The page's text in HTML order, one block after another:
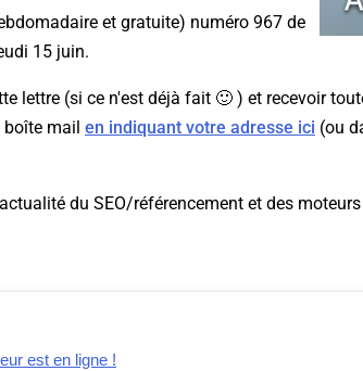
et gratuite) numéro 967 de
15 juin.
lettre (si ce n'est déjà fait 🙂 ) et recevoir
mail en indiquant votre adresse ici (ou
du SEO/référencement et des
est en ligne !